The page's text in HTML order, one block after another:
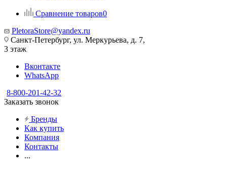
Сравнение товаров0
PletoraStore@yandex.ru
Санкт-Петербург, ул. Меркурьева, д. 7,
3 этаж
Вконтакте
WhatsApp
8-800-201-42-32
Заказать звонок
Бренды
Как купить
Компания
Контакты
...